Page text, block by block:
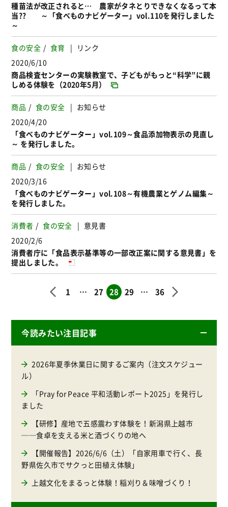
種苗法が改正されると… 農家がタネとりできなくなるって本
当?? ～「食べものナビゲーター」vol.110を発行しました
～
食の安全 食育
リンク
2020/6/10
商品検査センターの実験教室で、子どもがもっと“科学”に親
しめる体験を（2020年5月）
商品 食の安全
お知らせ
2020/4/20
「食べものナビゲーター」vol.109～食品添加物表示の見直し
～ を発行しました。
商品 食の安全
お知らせ
2020/3/16
「食べものナビゲーター」vol.108～有機農業とゲノム編集～
を発行しました。
消費者 食の安全
意見書
2020/2/6
消費者庁に「食品表示基準等の一部改正案に関する意見書」を
提出しました。
1 … 27 28 29 … 36
今読みたい注目記事
2026年夏季休業日に関するご案内（注文スケジュー
ル）
「Pray for Peace 平和活動レポート2025」を発行し
ました
【研修】産地で五感震わす体験を！新潟県上越市
──食卓を支える米と酒づくりの地へ
【開催報告】2026/6/6（土）「自家用車で行く、長
野県佐久市でサクっと田植え体験」
上越文化をまるっと体験！稲刈り＆味噌づくり！